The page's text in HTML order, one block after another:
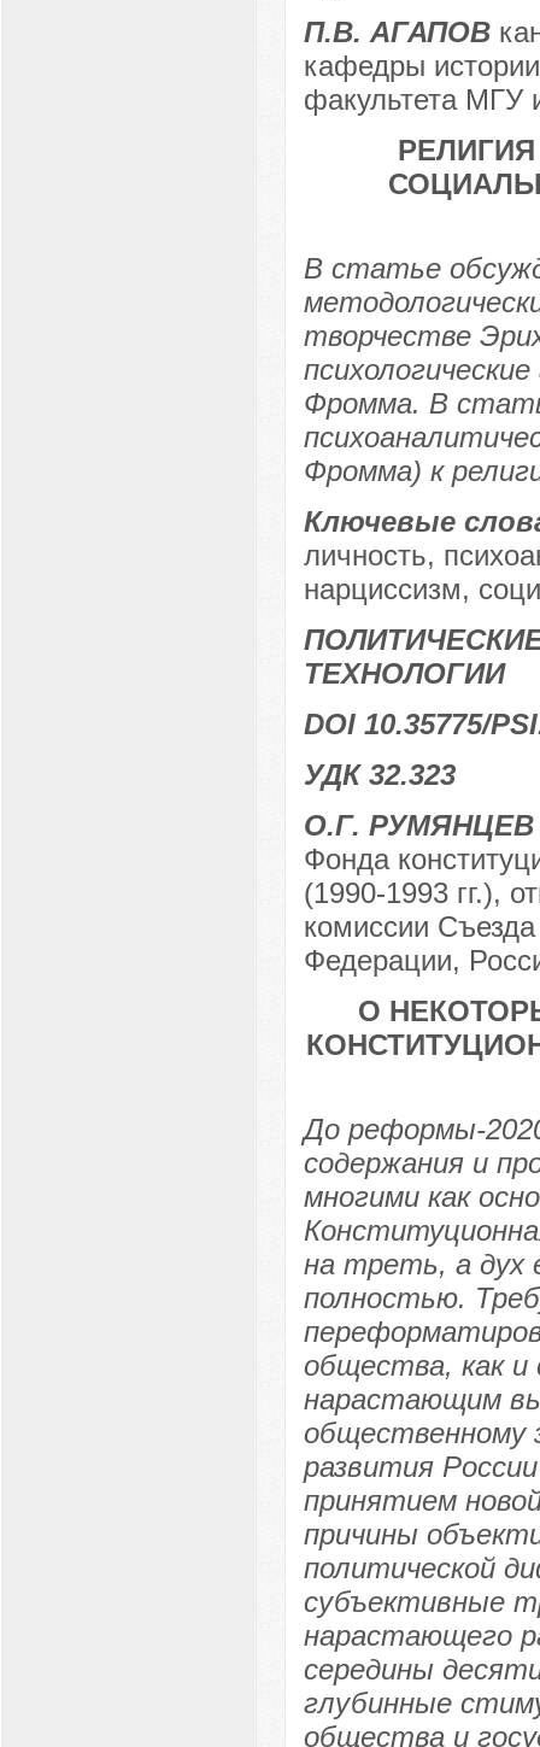
П.В. АГАПОВ
кафедры истории
факультета МГУ
В статье
творчестве
Фромма. В
Фромма) к
Ключевые
личность,
нарциссизм,
ТЕХНОЛОГИИ
DOI 10.35775/
УДК 32.323
О.Г. РУМЯНЦЕВ
Фонда
(1990-1993 гг.),
комиссии
Федерации,
О
До реформы-
содержания и
многими как
на треть, а дух
полностью.
общества, как и
нарастающим
общественному
развития
принятием
причины
политической
субъективные
нарастающего
середины
глубинные
общества и